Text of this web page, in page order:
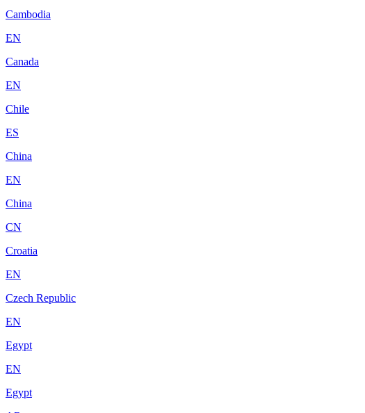
Cambodia
EN
Canada
EN
Chile
ES
China
EN
China
CN
Croatia
EN
Czech Republic
EN
Egypt
EN
Egypt